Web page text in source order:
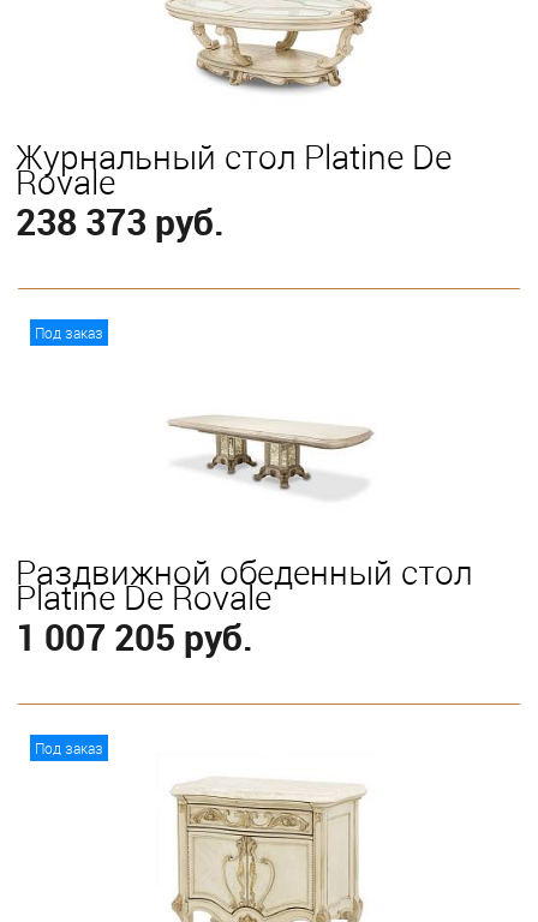
Журнальный стол Platine De
Royale
238 373 руб.
Под заказ
Раздвижной обеденный стол
Platine De Royale
1 007 205 руб.
Под заказ